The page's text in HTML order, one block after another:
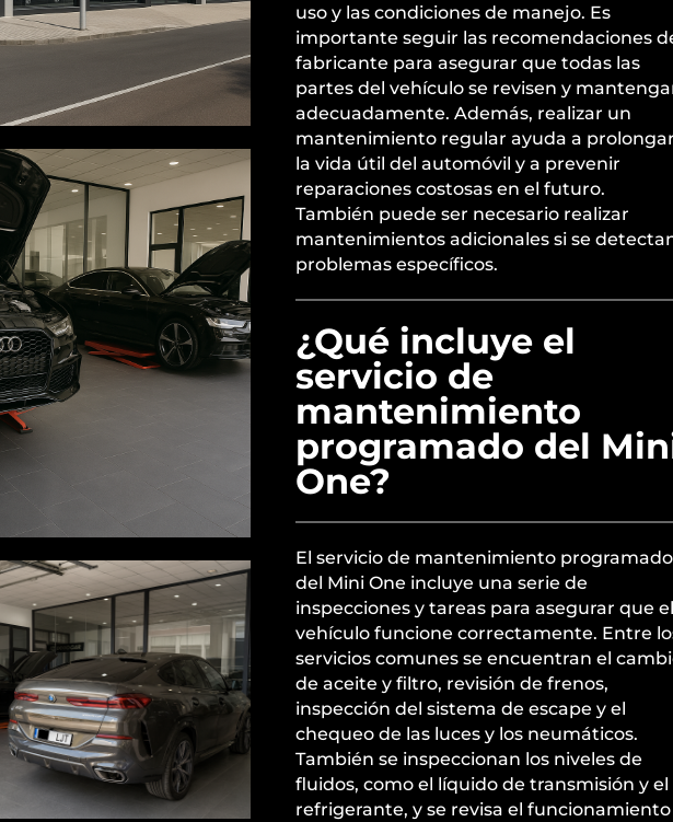
uso y las condiciones de manejo. Es
importante seguir las recomendaciones
fabricante para asegurar que todas las
partes del vehículo se revisen y
adecuadamente. Además, realizar un
mantenimiento regular ayuda a
la vida útil del automóvil y a prevenir
reparaciones costosas en el futuro.
También puede ser necesario realizar
mantenimientos adicionales si se
problemas específicos.
¿Qué incluye el
servicio de
mantenimiento
programado del
One?
El servicio de mantenimiento programado
del Mini One incluye una serie de
inspecciones y tareas para asegurar que el
vehículo funcione correctamente. Entre
servicios comunes se encuentran el
de aceite y filtro, revisión de frenos,
inspección del sistema de escape y el
chequeo de las luces y los neumáticos.
También se inspeccionan los niveles de
fluidos, como el líquido de transmisión y el
refrigerante, y se revisa el funcionamiento